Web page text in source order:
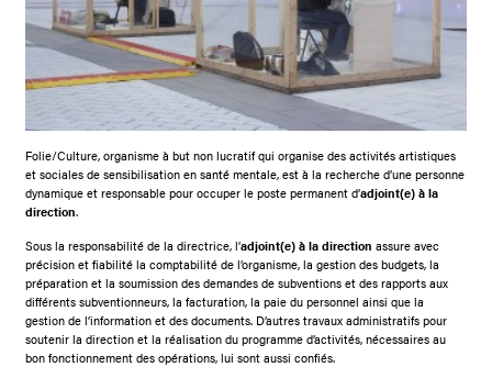
Folie/Culture, organisme à but non lucratif qui organise des activités artistiques
et sociales de sensibilisation en santé mentale, est à la recherche d’une personne
dynamique et responsable pour occuper le poste permanent d’adjoint(e) à la
direction.
Sous la responsabilité de la directrice, l’adjoint(e) à la direction assure avec
précision et fiabilité la comptabilité de l’organisme, la gestion des budgets, la
préparation et la soumission des demandes de subventions et des rapports aux
différents subventionneurs, la facturation, la paie du personnel ainsi que la
gestion de l’information et des documents. D’autres travaux administratifs pour
soutenir la direction et la réalisation du programme d’activités, nécessaires au
bon fonctionnement des opérations, lui sont aussi confiés.